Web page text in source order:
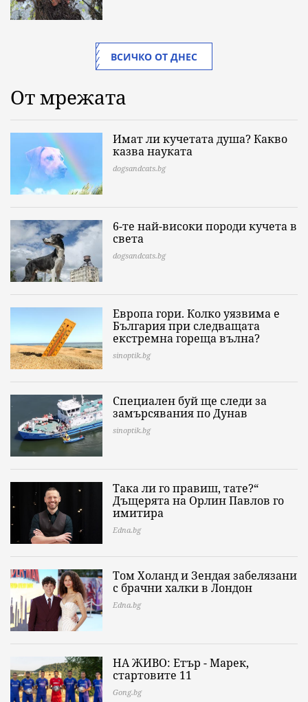
ВСИЧКО ОТ ДНЕС
От мрежата
Имат ли кучетата душа? Какво
казва науката
dogsandcats.bg
6-те най-високи породи кучета в
света
dogsandcats.bg
Европа гори. Колко уязвима е
България при следващата
екстремна гореща вълна?
sinoptik.bg
Специален буй ще следи за
замърсявания по Дунав
sinoptik.bg
Така ли го правиш, тате?“
Дъщерята на Орлин Павлов го
имитира
Edna.bg
Том Холанд и Зендая забелязани
с брачни халки в Лондон
Edna.bg
НА ЖИВО: Етър - Марек,
стартовите 11
Gong.bg